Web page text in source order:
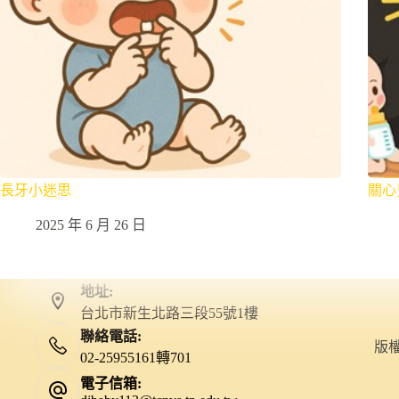
長牙小迷思
2025 年 6 月 26 日
關
地址:
台北市新生北路三段55號1樓
聯絡電話:
02-25955161轉701
電子信箱:
版